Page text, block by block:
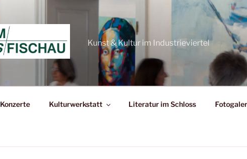
Kunst & Kultur im Industrieviertel
Konzerte Kulturwerkstatt Literatur im Schloss